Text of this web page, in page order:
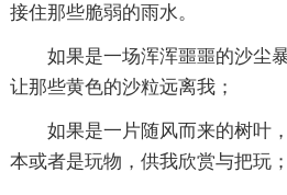
接住那些脆弱的雨水。
如果是一场浑浑噩噩的沙尘
让那些黄色的沙粒远离我；
如果是一片随风而来的树叶
本或者是玩物，供我欣赏与把玩；